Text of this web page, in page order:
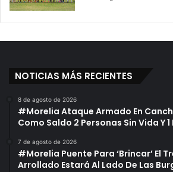
NOTICIAS MÁS RECIENTES
8 de agosto de 2026
#Morelia Ataque Armado En
Como Saldo 2 Personas Sin Vida Y
7 de agosto de 2026
#Morelia Puente Para ‘Brincar’ El
Arrollado Estará Al Lado De Las